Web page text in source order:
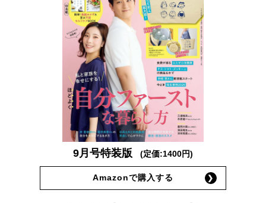
9月号特装版 (定価:1400円)
Amazonで購入する